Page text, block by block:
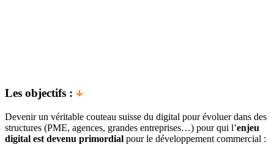
Les objectifs :
Devenir un véritable couteau suisse du digital pour évoluer dans des
structures (PME, agences, grandes entreprises…) pour qui l’enjeu
digital est devenu primordial pour le développement commercial :